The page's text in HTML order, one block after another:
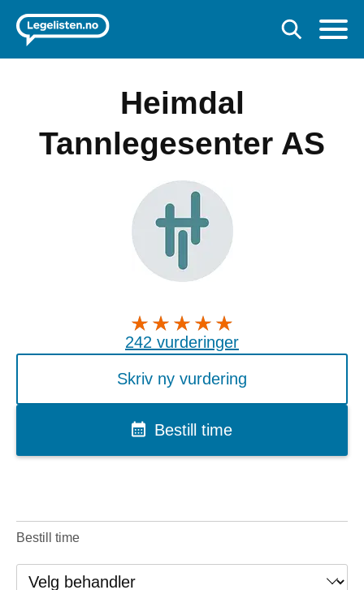
Heimdal
Tannlegesenter AS
242 vurderinger
Skriv ny vurdering
Bestill time
Bestill time